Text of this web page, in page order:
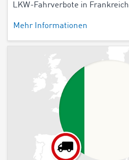
LKW-Fahrverbote in Frankreich
Mehr Informationen